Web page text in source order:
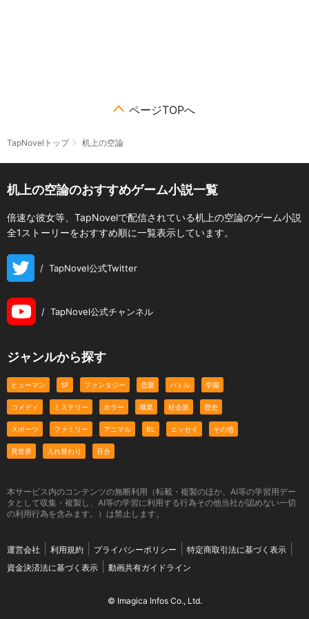
ページTOPへ
TapNovelトップ 机上の空論
机上の空論のおすすめゲーム小説一覧
倍速な彼女等、TapNovelで配信されている机上の空論のゲーム小説
全1ストーリーをおすすめ順に一覧表示しています。
/ TapNovel公式Twitter
/ TapNovel公式チャンネル
ジャンルから探す
ヒューマン SF ファンタジー 恋愛 バトル 学園
コメディ ミステリー ホラー 職業 社会派 歴史
スポーツ ファミリー アニマル BL エッセイ その他
異世界 入れ替わり 百合
本サービス内のコンテンツの無断利用（転載・複製のほか、AI等の学習用デー
タとして収集・複製し、AI等の学習に利用する行為その他当社が認めない一切
の利用行為を含みます。）は禁止します。
運営会社 利用規約 プライバシーポリシー
特定商取引法に基づく表示
資金決済法に基づく表示
動画共有ガイドライン
© Imagica Infos Co., Ltd.